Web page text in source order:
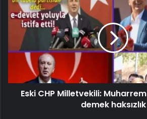
Eski CHP Milletvekili:
demek haksızlık